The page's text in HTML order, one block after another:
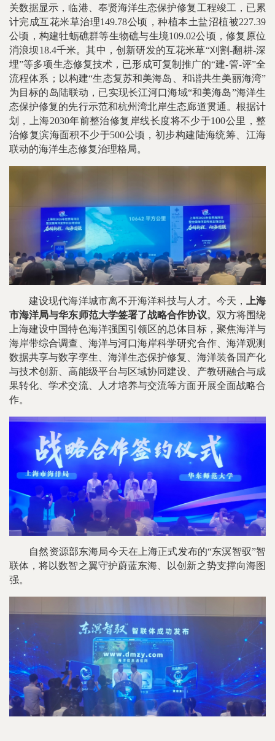
关数据显示，临港、奉贤海洋生态保护修复工程竣工，已累
计完成互花米草治理149.78公顷，种植本土盐沼植被227.39
公顷，构建牡蛎礁群等生物礁与生境109.02公顷，修复原位
消浪坝18.4千米。其中，创新研发的互花米草“刈割-翻耕-深
埋”等多项生态修复技术，已形成可复制推广的“建-管-评”全
流程体系；以构建“生态复苏和美海岛、和谐共生美丽海湾”
为目标的岛陆联动，已实现长江河口海域“和美海岛”海洋生
态保护修复的先行示范和杭州湾北岸生态廊道贯通。根据计
划，上海2030年前整治修复岸线长度将不少于100公里，整
治修复滨海面积不少于500公顷，初步构建陆海统筹、江海
联动的海洋生态修复治理格局。
建设现代海洋城市离不开海洋科技与人才。今天，
上海
市海洋局与华东师范大学签署了战略合作协议。双方将围绕
上海建设中国特色海洋强国引领区的总体目标，聚焦海洋与
海岸带综合调查、海洋与河口海岸科学研究合作、海洋观测
数据共享与数字孪生、海洋生态保护修复、海洋装备国产化
与技术创新、高能级平台与区域协同建设、产教研融合与成
果转化、学术交流、人才培养与交流等方面开展全面战略合
作。
自然资源部东海局今天在上海正式发布的“东溟智驭”智
联体，将以数智之翼守护蔚蓝东海、以创新之势支撑向海图
强。